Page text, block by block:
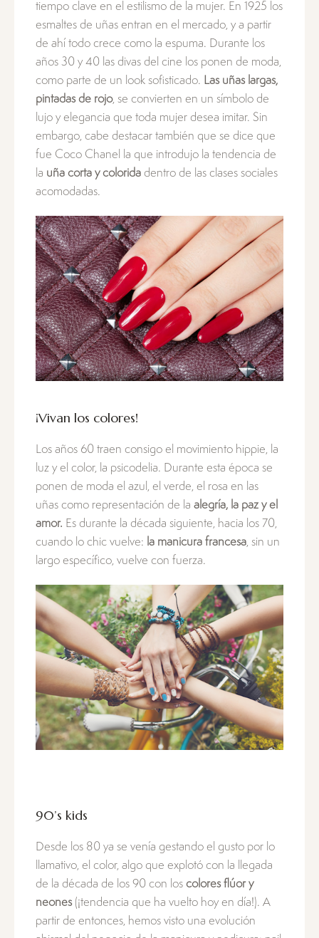
tiempo clave en el estilismo de la mujer. En 1925 los
esmaltes de uñas entran en el mercado, y a partir
de ahí todo crece como la espuma. Durante los
años 30 y 40 las divas del cine los ponen de moda,
como parte de un look sofisticado. Las uñas largas,
pintadas de rojo, se convierten en un símbolo de
lujo y elegancia que toda mujer desea imitar. Sin
embargo, cabe destacar también que se dice que
fue Coco Chanel la que introdujo la tendencia de
la uña corta y colorida dentro de las clases sociales
acomodadas.
¡Vivan los colores!
Los años 60 traen consigo el movimiento hippie, la
luz y el color, la psicodelia. Durante esta época se
ponen de moda el azul, el verde, el rosa en las
uñas como representación de la alegría, la paz y el
amor. Es durante la década siguiente, hacia los 70,
cuando lo chic vuelve: la manicura francesa, sin un
largo específico, vuelve con fuerza.
90’s kids
Desde los 80 ya se venía gestando el gusto por lo
llamativo, el color, algo que explotó con la llegada
de la década de los 90 con los colores flúor y
neones(¡tendencia que ha vuelto hoy en día!). A
partir de entonces, hemos visto una evolución